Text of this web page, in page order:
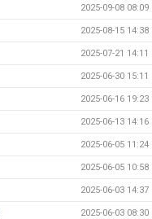
2025-09-08 08:09
2025-08-15 14:38
2025-07-21 14:11
2025-06-30 15:11
2025-06-16 19:23
2025-06-13 14:16
2025-06-05 11:24
2025-06-05 10:58
2025-06-03 14:37
2025-06-03 08:30